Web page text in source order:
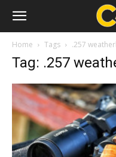
Home Tags .257
Tag: .257